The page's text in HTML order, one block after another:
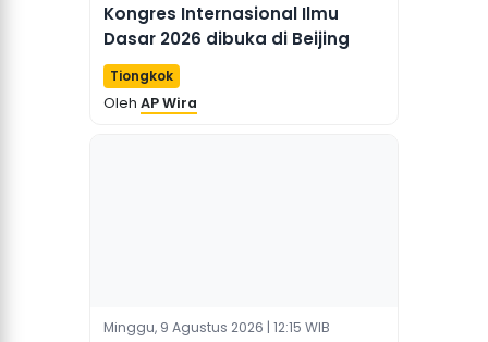
Kongres Internasional Ilmu
Dasar 2026 dibuka di Beijing
Tiongkok
Oleh AP Wira
Minggu, 9 Agustus 2026 | 12:15 WIB